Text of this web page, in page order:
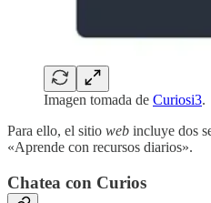
Imagen tomada de Curiosi3.
Para ello, el sitio web incluye dos
«Aprende con recursos diarios».
Chatea con Curios